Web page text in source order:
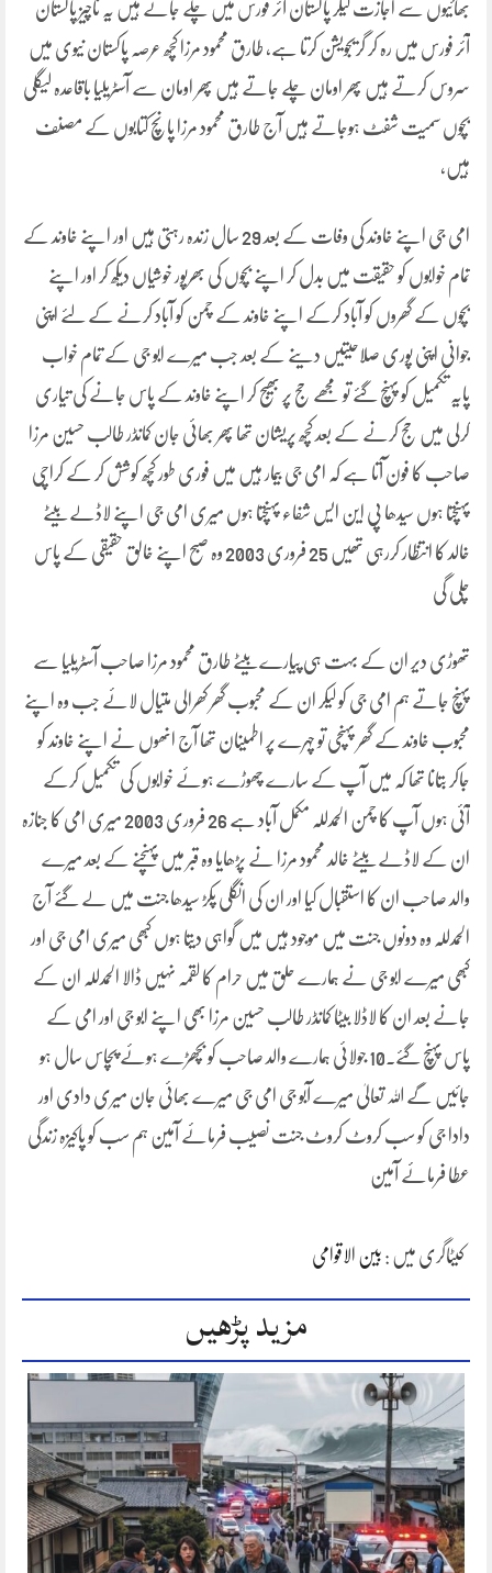
بھائیوں سے اجازت لیکر پاکستان آئر فورس میں چلے جاتے ہیں یہ ناچیز پاکستان
آئر فورس میں رہ کر گریجویشن کرتا ہے، طارق محمود مرزا کچھ عرصہ پاکستان نیوی میں
سروس کرتے ہیں پھر اومان چلے جاتے ہیں پھر اومان سے آسٹریلیا باقاعدہ لیگلی
بچوں سمیت شفٹ ہوجاتے ہیں آج طارق محمود مرزا پانچ کتابوں کے مصنف
ہیں،
امی جی اپنے خاوند کی وفات کے بعد 29 سال زندہ رہتی ہیں اور اپنے خاوند کے
تمام خوابوں کو حقیقت میں بدل کر اپنے بچوں کی بھرپور خوشیاں دیکھ کر اور اپنے
بچوں کے گھروں کو آباد کرکے اپنے خاوند کے چمن کو آباد کرنے کے لئے اپنی
جوانی اپنی پوری صلاحیتیں دینے کے بعد جب میرے ابو جی کے تمام خواب
پایہ تکمیل کو پہنچ گئے تو مجھے حج پر بھیج کر اپنے خاوند کے پاس جانے کی تیاری
کرلی میں حج کرنے کے بعد کچھ پریشان تھا پھر بھائی جان کمانڈر طالب حسین مرزا
صاحب کا فون آتا ہے کہ امی جی بیمار ہیں میں فوری طور کچھ کوشش کر کے کراچی
پہنچتا ہوں سیدھا پی این ایس شفاء پہنچتا ہوں میری امی جی اپنے لاڈلے بیٹے
خالد کا انتظار کررہی تھیں 25 فروری 2003 وہ صبح اپنے خالق حقیقی کے پاس
چلی گی
تھوڑی دیر ان کے بہت ہی پیارے بیٹے طارق محمود مرزا صاحب آسٹریلیا سے
پہنچ جاتے ہم امی جی کو لیکر ان کے محبوب گھر کھرالی متیال لائے جب وہ اپنے
محبوب خاوند کے گھر پہنچی تو چہرے پر اطمینان تھا آج انھوں نے اپنے خاوند کو
جاکر بتانا تھا کہ میں آپ کے سارے چھوڑے ہوئے خوابوں کی تکمیل کرکے
آئی ہوں آپ کا چمن الحمدللہ مکمل آباد ہے 26 فروری 2003 میری امی کا جنازہ
ان کے لاڈلے بیٹے خالد محمود مرزا نے پڑھایا وہ قبر میں پہنچنے کے بعد میرے
والد صاحب ان کا استقبال کیا اور ان کی انگلی پکڑ سیدھا جنت میں لے گئے آج
الحمدللہ وہ دونوں جنت میں موجود ہیں میں گواہی دیتا ہوں کبھی میری امی جی اور
کبھی میرے ابو جی نے ہمارے حلق میں حرام کا لقمہ نہیں ڈالا الحمدللہ ان کے
جانے بعد ان کا لاڈلا بیٹا کمانڈر طالب حسین مرزا بھی اپنے ابو جی اور امی کے
پاس پہنچ گئے۔10 جولائی ہمارے والد صاحب کو بچھڑے ہوئے پچاس سال ہو
جائیں گے اللہ تعالیٰ میرے آبو جی امی جی میرے بھائی جان میری دادی اور
دادا جی کو سب کروٹ کروٹ جنت نصیب فرمائے آمین ہم سب کو پاکیزہ زندگی
عطا فرمائے آمین
کیٹاگری میں : بین الاقوامی
مزید پڑھیں